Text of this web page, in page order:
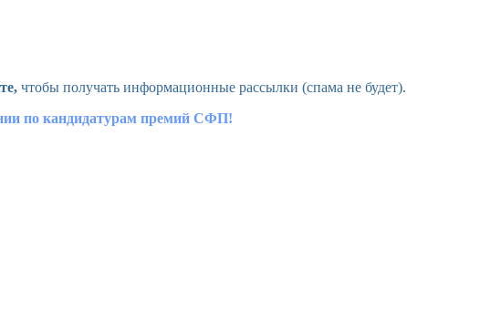
чтобы получать информационные рассылки (спама не будет).
по кандидатурам премий СФП!